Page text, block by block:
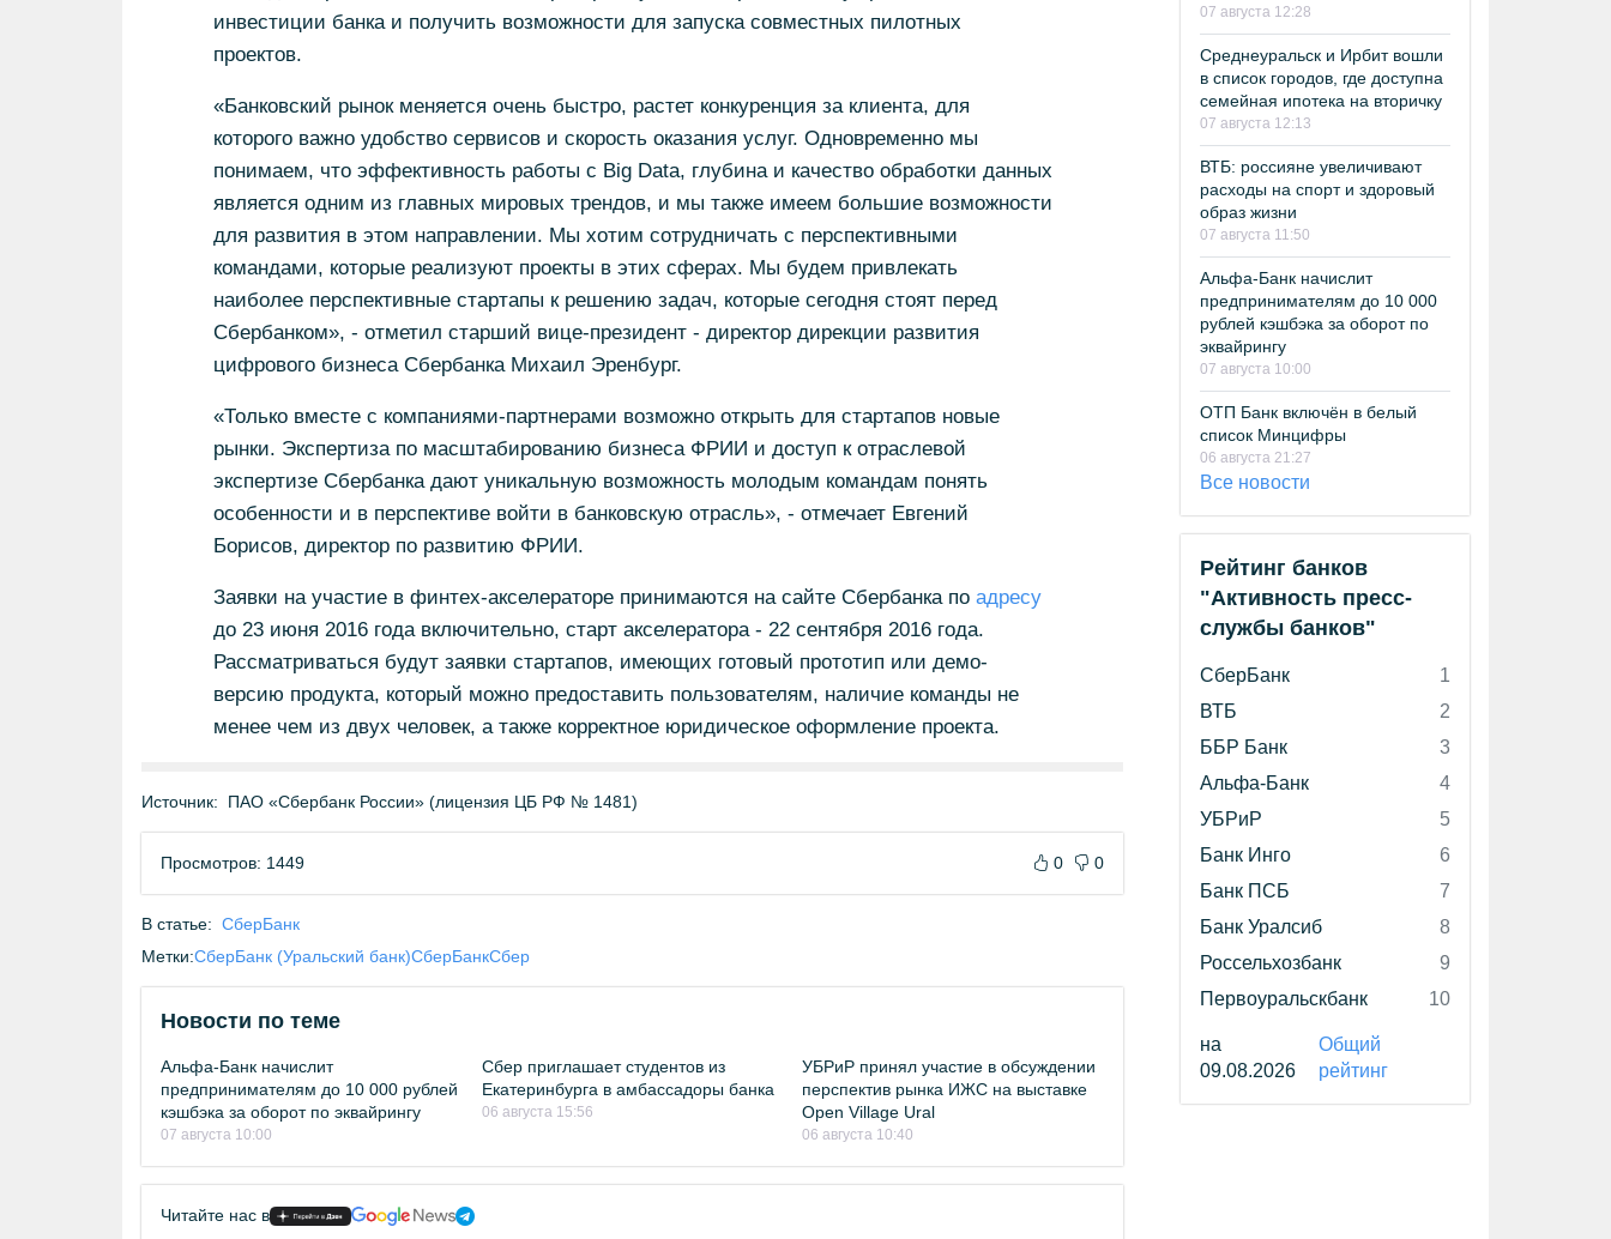
инвестиции банка и получить возможности для запуска совместных пилотных
проектов.
«Банковский рынок меняется очень быстро, растет конкуренция за клиента, для
которого важно удобство сервисов и скорость оказания услуг. Одновременно мы
понимаем, что эффективность работы с Big Data, глубина и качество обработки данных
является одним из главных мировых трендов, и мы также имеем большие возможности
для развития в этом направлении. Мы хотим сотрудничать с перспективными
командами, которые реализуют проекты в этих сферах. Мы будем привлекать
наиболее перспективные стартапы к решению задач, которые сегодня стоят перед
Сбербанком», - отметил старший вице-президент - директор дирекции развития
цифрового бизнеса Сбербанка Михаил Эренбург.
«Только вместе с компаниями-партнерами возможно открыть для стартапов новые
рынки. Экспертиза по масштабированию бизнеса ФРИИ и доступ к отраслевой
экспертизе Сбербанка дают уникальную возможность молодым командам понять
особенности и в перспективе войти в банковскую отрасль», - отмечает Евгений
Борисов, директор по развитию ФРИИ.
Заявки на участие в финтех-акселераторе принимаются на сайте Сбербанка по адресу
до 23 июня 2016 года включительно, старт акселератора - 22 сентября 2016 года.
Рассматриваться будут заявки стартапов, имеющих готовый прототип или демо-
версию продукта, который можно предоставить пользователям, наличие команды не
менее чем из двух человек, а также корректное юридическое оформление проекта.
Источник: ПАО «Сбербанк России» (лицензия ЦБ РФ № 1481)
Просмотров: 1449 0 0
В статье: СберБанк
Метки:СберБанк (Уральский банк)СберБанкСбер
Новости по теме
Альфа-Банк начислит
предпринимателям до 10 000 рублей
кэшбэка за оборот по эквайрингу
07 августа 10:00
Сбер приглашает студентов из
Екатеринбурга в амбассадоры банка
06 августа 15:56
УБРиР принял участие в обсуждении
перспектив рынка ИЖС на выставке
Open Village Ural
06 августа 10:40
Читайте нас в
07 августа 12:28
Среднеуральск и Ирбит вошли
в список городов, где доступна
семейная ипотека на вторичку
07 августа 12:13
ВТБ: россияне увеличивают
расходы на спорт и здоровый
образ жизни
07 августа 11:50
Альфа-Банк начислит
предпринимателям до 10 000
рублей кэшбэка за оборот по
эквайрингу
07 августа 10:00
ОТП Банк включён в белый
список Минцифры
06 августа 21:27
Все новости
Рейтинг банков
"Активность пресс-
службы банков"
СберБанк
1
ВТБ
2
ББР Банк
3
Альфа-Банк
4
УБРиР
5
Банк Инго
6
Банк ПСБ
7
Банк Уралсиб
8
Россельхозбанк
9
Первоуральскбанк
10
на
09.08.2026
Общий
рейтинг